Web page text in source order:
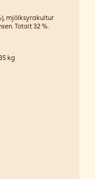
mjölksyrakultur
Totalt 32 %.
kg